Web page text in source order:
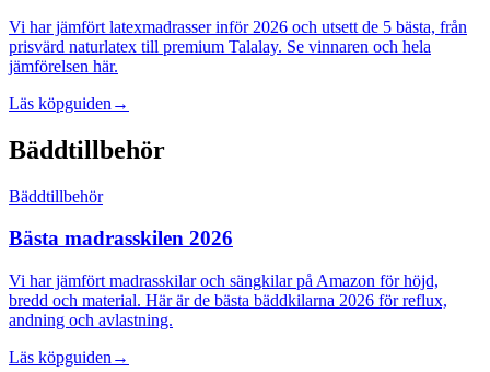
Vi har jämfört latexmadrasser inför 2026 och utsett de 5 bästa, från
prisvärd naturlatex till premium Talalay. Se vinnaren och hela
jämförelsen här.
Läs köpguiden →
Bäddtillbehör
Bäddtillbehör
Bästa madrasskilen 2026
Vi har jämfört madrasskilar och sängkilar på Amazon för höjd,
bredd och material. Här är de bästa bäddkilarna 2026 för reflux,
andning och avlastning.
Läs köpguiden →